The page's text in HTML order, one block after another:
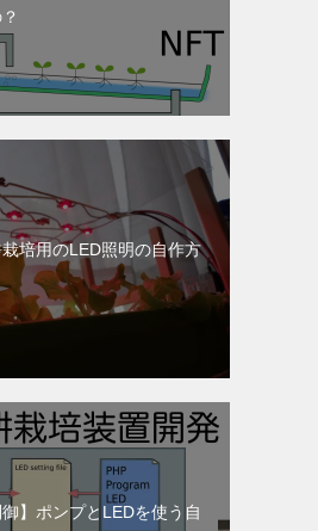
栽培用のLED照明の自作方
】ポンプとLEDを使う自